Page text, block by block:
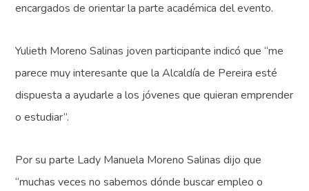
encargados de orientar la parte académica del evento.
Yulieth Moreno Salinas joven participante indicó que “me
parece muy interesante que la Alcaldía de Pereira esté
dispuesta a ayudarle a los jóvenes que quieran emprender
o estudiar”.
Por su parte Lady Manuela Moreno Salinas dijo que
“muchas veces no sabemos dónde buscar empleo o